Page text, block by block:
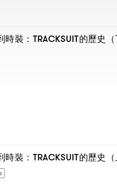
時裝 ：TRACKSUIT的歷史 （
時裝 ：TRACKSUIT的歷史 （